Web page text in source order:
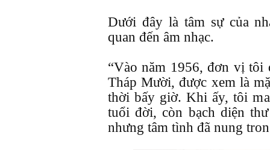
Dưới đây là tâm sự của
quan đến âm nhạc.
“Vào năm 1956, đơn vị
Tháp Mười, được xem là
thời bấy giờ. Khi ấy, tôi
tuổi đời, còn bạch diện
nhưng tâm tình đã nung